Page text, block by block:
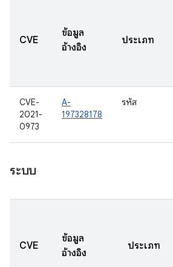
CVE
ข้อมูล
อ้างอิง
ประเภท
CVE-
2021-
0973
A-
197328178
รหัส
ระบบ
CVE
ข้อมูล
อ้างอิง
ประเภท